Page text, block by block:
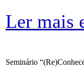
Ler mais
Seminário